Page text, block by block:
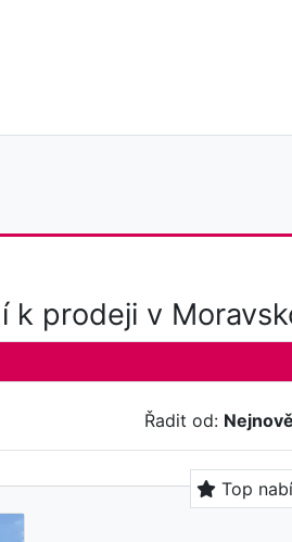
k prodeji v
Řadit od:
Top